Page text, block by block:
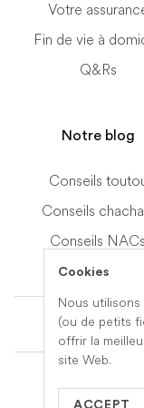
Cookies
Nous
(ou de petits
offrir la
site Web.
ACCEPT
Votre
Fin de vie à
Q&Rs
Notre blog
Conseils
Conseils
Conseils NACs